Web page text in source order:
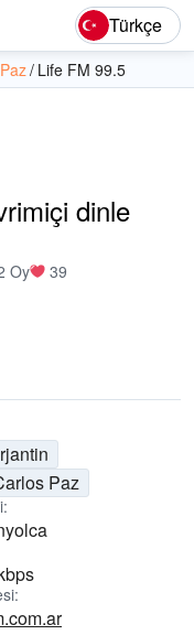
Türkçe
Life FM 99.5
dinle
Oy 39
Paz